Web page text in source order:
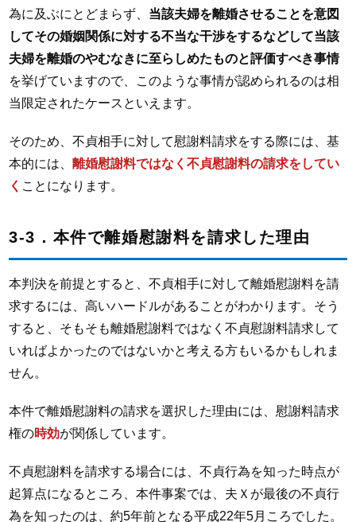
為に及ぶにとどまらず、 当該夫婦を離婚させることを意図
してその婚姻関係に対する不当な干渉をするなどして当該
夫婦を離婚のやむなきに至らしめたものと評価すべき事情
を挙げていますので、このような事情が認められるのは相
当限定されたケースといえます。
そのため、不貞相手に対して慰謝料請求をする際には、基
本的には、離婚慰謝料ではなく不貞慰謝料の請求をしてい
く ことになります。
3-3．本件で離婚慰謝料を請求した理由
本判決を前提とすると、不貞相手に対して離婚慰謝料を請
求するには、高いハードルがあることがわかります。そう
すると、そもそも離婚慰謝料ではなく不貞慰謝料請求して
いればよかったのではないかと考える方もいるかもしれま
せん。
本件で離婚慰謝料の請求を選択した理由には、慰謝料請求
権の時効が関係しています。
不貞慰謝料を請求する場合には、不貞行為を知った時点が
起算点になるところ、本件事案では、夫Ｘが最後の不貞行
為を知ったのは、約5年前となる平成22年5月ころでした。